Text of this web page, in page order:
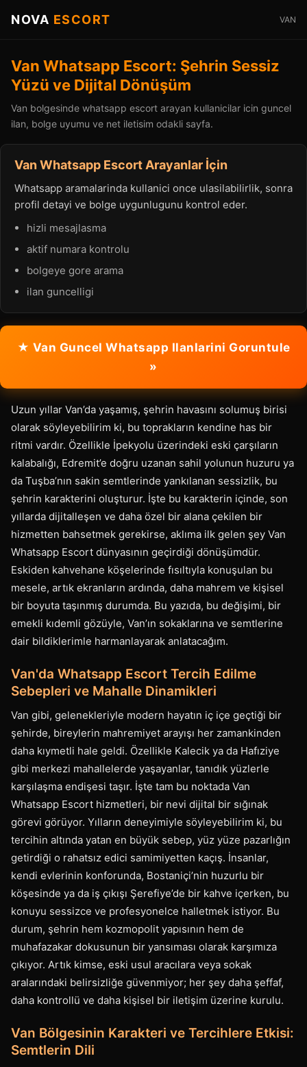
NOVA ESCORT VAN
Van Whatsapp Escort: Şehrin Sessiz
Yüzü ve Dijital Dönüşüm
Van bolgesinde whatsapp escort arayan kullanicilar icin guncel
ilan, bolge uyumu ve net iletisim odakli sayfa.
Van Whatsapp Escort Arayanlar İçin
Whatsapp aramalarinda kullanici once ulasilabilirlik, sonra
profil detayi ve bolge uygunlugunu kontrol eder.
hizli mesajlasma
aktif numara kontrolu
bolgeye gore arama
ilan guncelligi
★ Van Guncel Whatsapp Ilanlarini Goruntule
»
Uzun yıllar Van’da yaşamış, şehrin havasını solumuş birisi
olarak söyleyebilirim ki, bu toprakların kendine has bir
ritmi vardır. Özellikle İpekyolu üzerindeki eski çarşıların
kalabalığı, Edremit’e doğru uzanan sahil yolunun huzuru ya
da Tuşba’nın sakin semtlerinde yankılanan sessizlik, bu
şehrin karakterini oluşturur. İşte bu karakterin içinde, son
yıllarda dijitalleşen ve daha özel bir alana çekilen bir
hizmetten bahsetmek gerekirse, aklıma ilk gelen şey Van
Whatsapp Escort dünyasının geçirdiği dönüşümdür.
Eskiden kahvehane köşelerinde fısıltıyla konuşulan bu
mesele, artık ekranların ardında, daha mahrem ve kişisel
bir boyuta taşınmış durumda. Bu yazıda, bu değişimi, bir
emekli kıdemli gözüyle, Van’ın sokaklarına ve semtlerine
dair bildiklerimle harmanlayarak anlatacağım.
Van'da Whatsapp Escort Tercih Edilme
Sebepleri ve Mahalle Dinamikleri
Van gibi, gelenekleriyle modern hayatın iç içe geçtiği bir
şehirde, bireylerin mahremiyet arayışı her zamankinden
daha kıymetli hale geldi. Özellikle Kalecik ya da Hafıziye
gibi merkezi mahallelerde yaşayanlar, tanıdık yüzlerle
karşılaşma endişesi taşır. İşte tam bu noktada Van
Whatsapp Escort hizmetleri, bir nevi dijital bir sığınak
görevi görüyor. Yılların deneyimiyle söyleyebilirim ki, bu
tercihin altında yatan en büyük sebep, yüz yüze pazarlığın
getirdiği o rahatsız edici samimiyetten kaçış. İnsanlar,
kendi evlerinin konforunda, Bostaniçi’nin huzurlu bir
köşesinde ya da iş çıkışı Şerefiye’de bir kahve içerken, bu
konuyu sessizce ve profesyonelce halletmek istiyor. Bu
durum, şehrin hem kozmopolit yapısının hem de
muhafazakar dokusunun bir yansıması olarak karşımıza
çıkıyor. Artık kimse, eski usul aracılara veya sokak
aralarındaki belirsizliğe güvenmiyor; her şey daha şeffaf,
daha kontrollü ve daha kişisel bir iletişim üzerine kurulu.
Van Bölgesinin Karakteri ve Tercihlere Etkisi:
Semtlerin Dili